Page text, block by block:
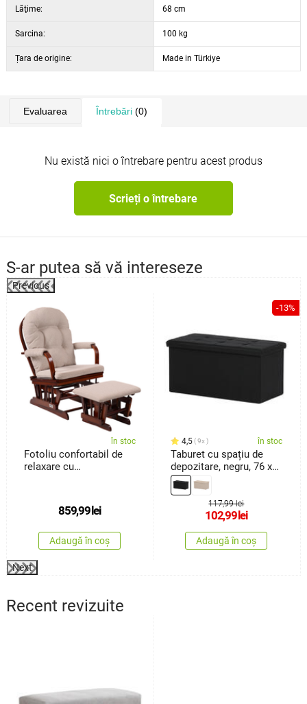
Lăţime: 68 cm
Sarcina: 100 kg
Țara de origine: Made in Türkiye
Evaluarea Întrebări(0)
Nu există nici o întrebare pentru acest produs
Scrieți o întrebare
S-ar putea să vă intereseze
Previous
în stoc
Fotoliu confortabil de
relaxare cu
859,99 lei
Adaugă în coș
-13%
4,5 9x în stoc
Taburet cu spațiu de
depozitare, negru, 76 x
37 x37 cm
117,99 lei
102,99 lei
Adaugă în coș
Next
Recent revizuite